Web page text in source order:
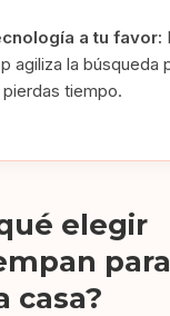
a tu favor:
agiliza la búsqueda
pierdas tiempo.
elegir
casa?